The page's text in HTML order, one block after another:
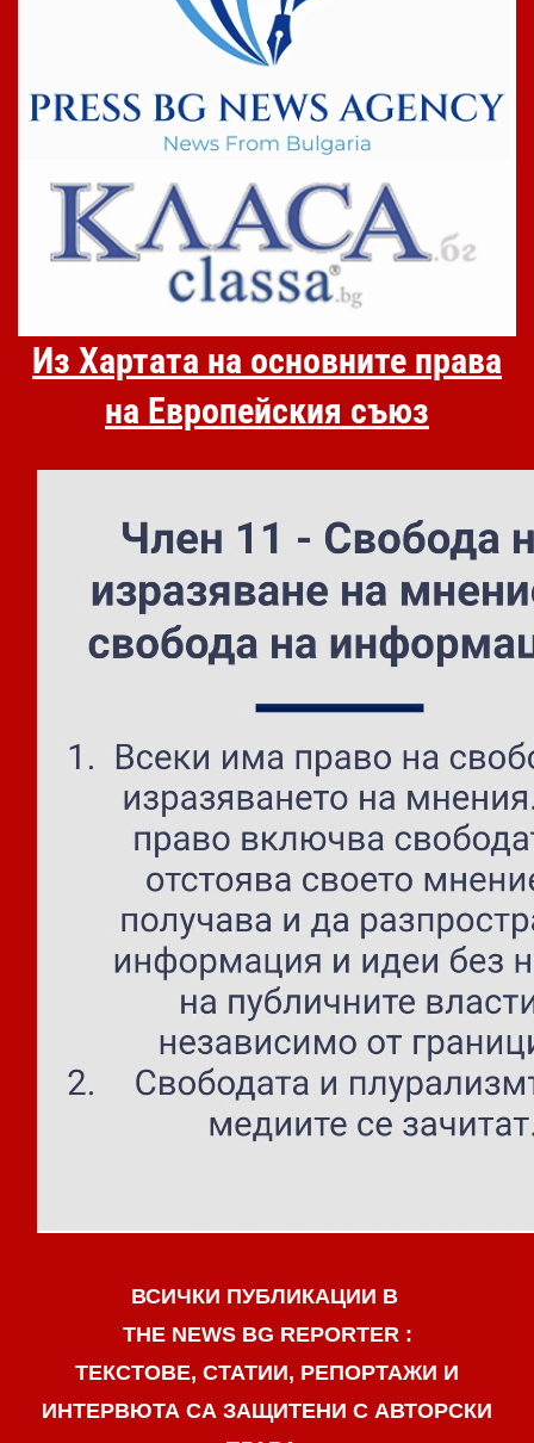
Из Хартата на основните права
на Европейския съюз
ВСИЧКИ ПУБЛИКАЦИИ В
THE NEWS BG REPORTER :
ТЕКСТОВЕ, СТАТИИ, РЕПОРТАЖИ И
ИНТЕРВЮТА СА ЗАЩИТЕНИ С АВТОРСКИ